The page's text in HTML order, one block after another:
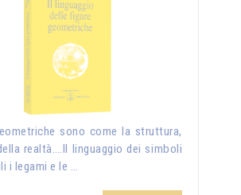
sono come la struttura,
realtà….Il linguaggio dei simboli
i legami e le …